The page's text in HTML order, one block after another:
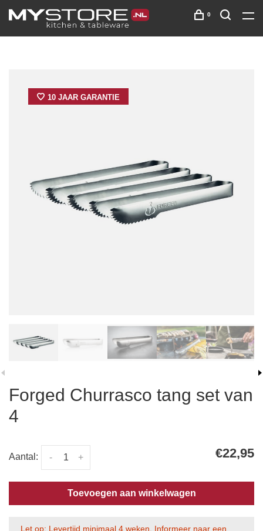
0
10 JAAR GARANTIE
Forged Churrasco tang set van
4
Aantal: +
- €22,95
Toevoegen aan winkelwagen
Let op: Levertijd minimaal 4 weken. Informeer naar een